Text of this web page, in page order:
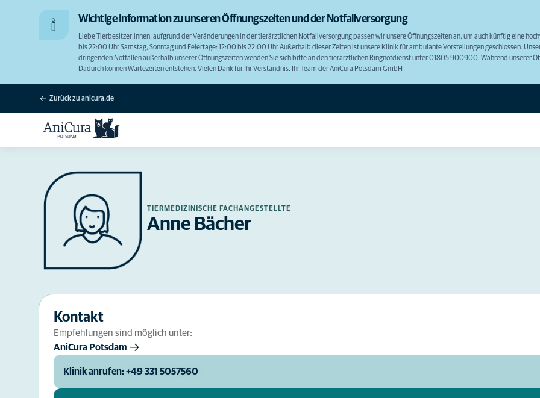
Wichtige Information zu unseren Öffnungszeiten und der Notfallversorgung
Liebe Tierbesitzer:innen, aufgrund der Veränderungen in der tierärztlichen Notfallversorgung passen wir unsere Öffnungszeiten an, um auch künftig eine
bis 22:00 Uhr Samstag, Sonntag und Feiertage: 12:00 bis 22:00 Uhr Außerhalb dieser Zeiten ist unsere Klinik für ambulante Vorstellungen geschlossen.
dringenden Notfällen außerhalb unserer Öffnungszeiten wenden Sie sich bitte an den tierärztlichen Ringnotdienst unter 01805 900900. Während unserer
Dadurch können Wartezeiten entstehen. Vielen Dank für Ihr Verständnis. Ihr Team der AniCura Potsdam GmbH
Zurück zu anicura.de
TIERMEDIZINISCHE FACHANGESTELLTE
Anne Bächer
Kontakt
Empfehlungen sind möglich unter:
AniCura Potsdam
Klinik anrufen: +49 331 5057560